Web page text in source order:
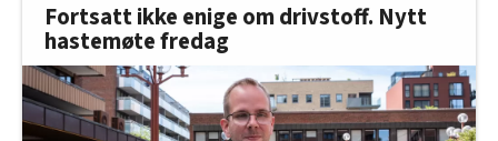
Fortsatt ikke enige om drivstoff. Nytt
hastemøte fredag